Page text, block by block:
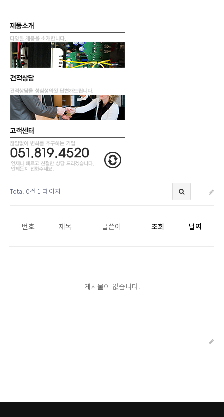
Total 0건 1 페이지
번호 제목 글쓴이 조회 날짜
게시물이 없습니다.